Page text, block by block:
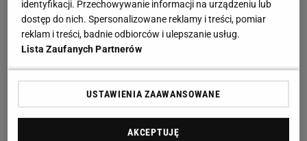
identyfikacji. Przechowywanie informacji na urządzeniu lub
dostęp do nich. Spersonalizowane reklamy i treści, pomiar
reklam i treści, badnie odbiorców i ulepszanie usług.
Lista Zaufanych Partnerów
USTAWIENIA ZAAWANSOWANE
AKCEPTUJĘ